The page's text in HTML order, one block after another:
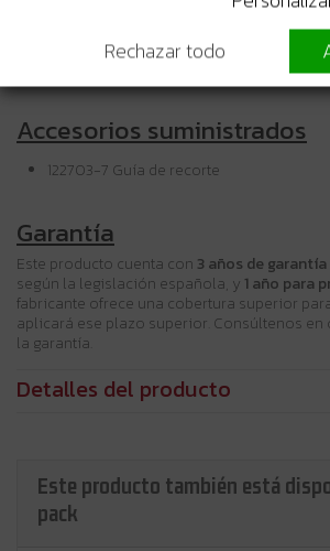
Trabajar con la base bien apoyada para
La funciónAnti-Restartayuda a
no sustituye un uso correcto de la
Accesorios suministrados
122703-7 Guía de recorte
Garantía
Este producto cuenta con 3 años de
según la legislación española, y 1 año para
fabricante ofrece una cobertura superior
aplicará ese plazo superior. Consúltenos en
la garantía.
Detalles del producto
Este producto también está
pack
Rechazar todo